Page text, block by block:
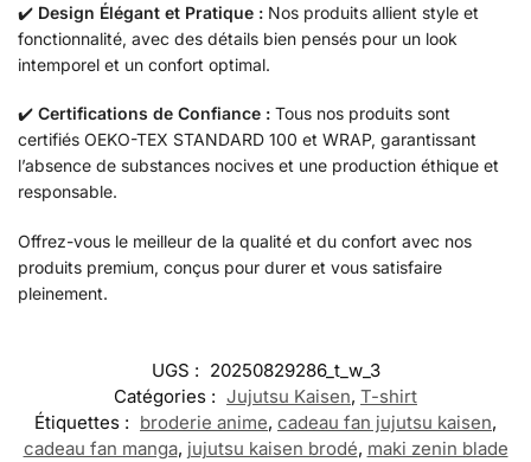
✔️ Design Élégant et Pratique : Nos produits allient style et
fonctionnalité, avec des détails bien pensés pour un look
intemporel et un confort optimal.
✔️ Certifications de Confiance : Tous nos produits sont
certifiés OEKO-TEX STANDARD 100 et WRAP, garantissant
l’absence de substances nocives et une production éthique et
responsable.
Offrez-vous le meilleur de la qualité et du confort avec nos
produits premium, conçus pour durer et vous satisfaire
pleinement.
UGS : 20250829286_t_w_3
Catégories : Jujutsu Kaisen, T-shirt
Étiquettes : broderie anime, cadeau fan jujutsu kaisen,
cadeau fan manga, jujutsu kaisen brodé, maki zenin blade